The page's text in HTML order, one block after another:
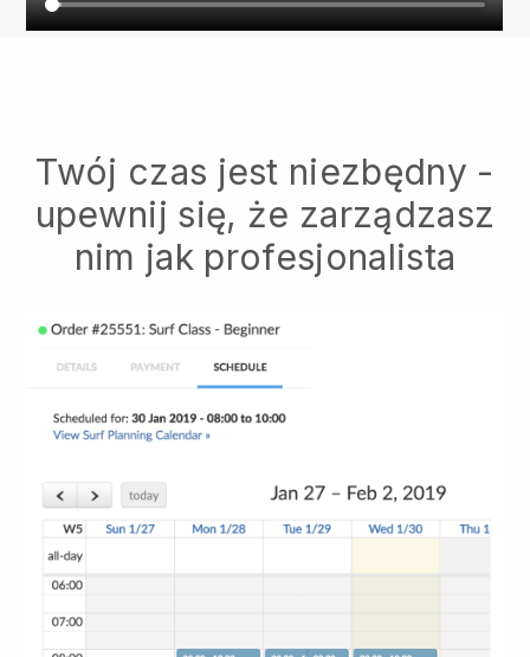
Twój czas jest niezbędny -
upewnij się, że zarządzasz
nim jak profesjonalista